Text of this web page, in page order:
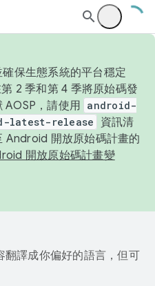
保生態系統的平台穩定
2 季和第 4 季將原始碼發
AOSP，請使用 android-
latest-release
資訊清
Android 開放原始碼計畫的
開放原始碼計畫變
譯成你偏好的語言，但可